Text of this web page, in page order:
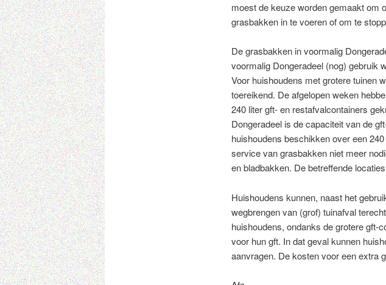
moest de keuze worden gemaakt om
grasbakken in te voeren of om te
De grasbakken in voormalig
voormalig Dongeradeel (nog) gebruik
Voor huishoudens met grotere tuinen
toereikend. De afgelopen weken
240 liter gft- en restafvalcontainers
Dongeradeel is de capaciteit van de
huishoudens beschikken over een
service van grasbakken niet meer
en bladbakken. De betreffende
Huishoudens kunnen, naast het
wegbrengen van (grof) tuinafval
huishoudens, ondanks de grotere gft-
voor hun gft. In dat geval kunnen
aanvragen. De kosten voor een extra